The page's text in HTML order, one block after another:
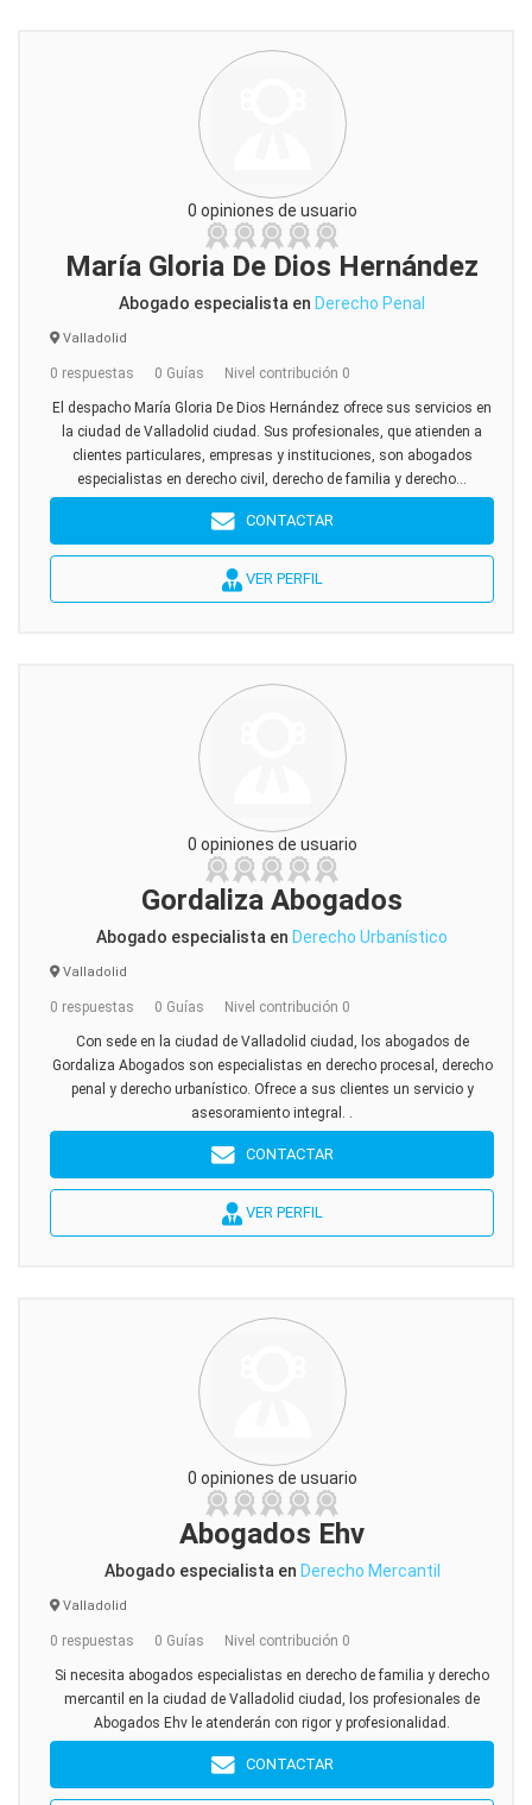
0 opiniones de usuario
María Gloria De Dios Hernández
Abogado especialista en Derecho Penal
Valladolid
0 respuestas 0 Guías Nivel contribución 0
El despacho María Gloria De Dios Hernández ofrece sus servicios en
la ciudad de Valladolid ciudad. Sus profesionales, que atienden a
clientes particulares, empresas y instituciones, son abogados
especialistas en derecho civil, derecho de familia y derecho...
CONTACTAR
VER PERFIL
0 opiniones de usuario
Gordaliza Abogados
Abogado especialista en Derecho Urbanístico
Valladolid
0 respuestas 0 Guías Nivel contribución 0
Con sede en la ciudad de Valladolid ciudad, los abogados de
Gordaliza Abogados son especialistas en derecho procesal, derecho
penal y derecho urbanístico. Ofrece a sus clientes un servicio y
asesoramiento integral. .
CONTACTAR
VER PERFIL
0 opiniones de usuario
Abogados Ehv
Abogado especialista en Derecho Mercantil
Valladolid
0 respuestas 0 Guías Nivel contribución 0
Si necesita abogados especialistas en derecho de familia y derecho
mercantil en la ciudad de Valladolid ciudad, los profesionales de
Abogados Ehv le atenderán con rigor y profesionalidad.
CONTACTAR